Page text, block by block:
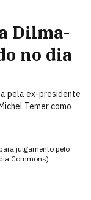
Dilma-
no dia
pela ex-presidente
Temer como
julgamento pelo
Commons)